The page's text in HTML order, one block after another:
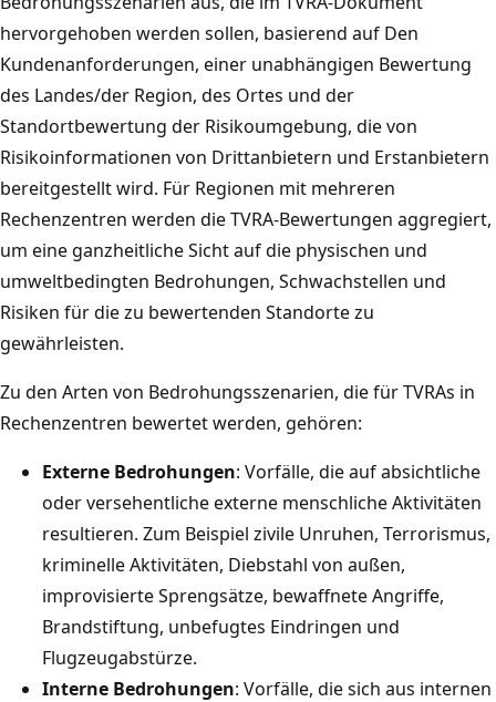
hervorgehoben werden sollen, basierend auf Den
Kundenanforderungen, einer unabhängigen Bewertung
des Landes/der Region, des Ortes und der
Standortbewertung der Risikoumgebung, die von
Risikoinformationen von Drittanbietern und Erstanbietern
bereitgestellt wird. Für Regionen mit mehreren
Rechenzentren werden die TVRA-Bewertungen aggregiert,
um eine ganzheitliche Sicht auf die physischen und
umweltbedingten Bedrohungen, Schwachstellen und
Risiken für die zu bewertenden Standorte zu
gewährleisten.
Zu den Arten von Bedrohungsszenarien, die für TVRAs in
Rechenzentren bewertet werden, gehören:
Externe Bedrohungen: Vorfälle, die auf absichtliche
oder versehentliche externe menschliche Aktivitäten
resultieren. Zum Beispiel zivile Unruhen, Terrorismus,
kriminelle Aktivitäten, Diebstahl von außen,
improvisierte Sprengsätze, bewaffnete Angriffe,
Brandstiftung, unbefugtes Eindringen und
Flugzeugabstürze.
Interne Bedrohungen: Vorfälle, die sich aus internen